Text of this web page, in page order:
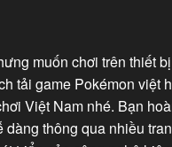
muốn chơi trên thiết
tải game Pokémon việt
Việt Nam nhé. Bạn
thông qua nhiều